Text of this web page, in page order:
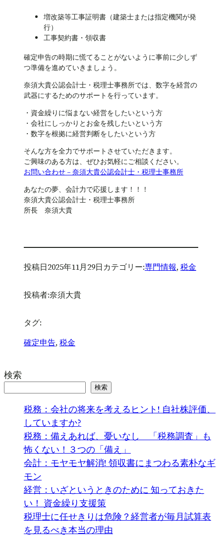
増改築等工事証明書（建築士または指定機関が発
行）
工事契約書・領収書
確定申告の時期に慌てることがないように事前に少しず
つ準備を進めていきましょう。
奈須大貴公認会計士・税理士事務所では、数字を経営の
武器にするためのサポートを行っています。
・資金繰りに悩まない経営をしたいという方
・会社にしっかりとお金を残したいという方
・数字を根拠に経営判断をしたいという方
そんな方を全力でサポートさせていただきます。
ご興味のある方は、ぜひお気軽にご相談ください。
お問い合わせ – 奈須大貴公認会計士・税理士事務所
あなたの夢、会計力で応援します！！！
奈須大貴公認会計士・税理士事務所
所長 奈須大貴
投稿日2025年11月29日カテゴリー:専門情報, 税金
投稿者:奈須大貴
タグ:
確定申告, 税金
検索
検索
税務：会社の将来を考えるヒント! 自社株評価、
していますか?
税務：備えあれば、憂いなし 「税務調査」も
怖くない！３つの「備え」
会計：モヤモヤ解消! 領収書にまつわる素朴なギ
モン
経営：いざというときのために 知っておきた
い！ 資金繰り支援策
税理士に任せきりは危険？経営者が毎月試算表
を見るべき本当の理由